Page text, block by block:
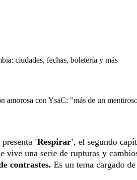
ciudades, fechas, boletería y más
amorosa con YsaC: "más de un
'Respirar', el segundo
vive una serie de rupturas y
contrastes. Es un tema cargado